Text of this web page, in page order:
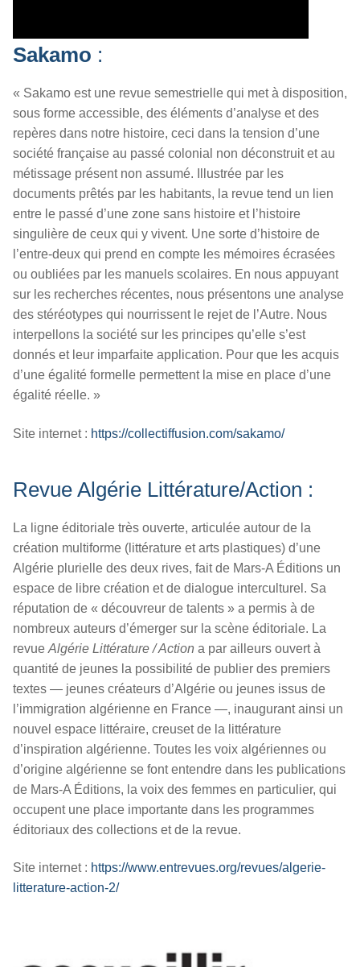
Sakamo :
« Sakamo est une revue semestrielle qui met à disposition,
sous forme accessible, des éléments d’analyse et des
repères dans notre histoire, ceci dans la tension d’une
société française au passé colonial non déconstruit et au
métissage présent non assumé. Illustrée par les
documents prêtés par les habitants, la revue tend un lien
entre le passé d’une zone sans histoire et l’histoire
singulière de ceux qui y vivent. Une sorte d’histoire de
l’entre-deux qui prend en compte les mémoires écrasées
ou oubliées par les manuels scolaires. En nous appuyant
sur les recherches récentes, nous présentons une analyse
des stéréotypes qui nourrissent le rejet de l’Autre. Nous
interpellons la société sur les principes qu’elle s’est
donnés et leur imparfaite application. Pour que les acquis
d’une égalité formelle permettent la mise en place d’une
égalité réelle. »
Site internet : https://collectiffusion.com/sakamo/
Revue Algérie Littérature/Action :
La ligne éditoriale très ouverte, articulée autour de la
création multiforme (littérature et arts plastiques) d’une
Algérie plurielle des deux rives, fait de Mars-A Éditions un
espace de libre création et de dialogue interculturel. Sa
réputation de « découvreur de talents » a permis à de
nombreux auteurs d’émerger sur la scène éditoriale. La
revue Algérie Littérature / Action a par ailleurs ouvert à
quantité de jeunes la possibilité de publier des premiers
textes — jeunes créateurs d’Algérie ou jeunes issus de
l’immigration algérienne en France —, inaugurant ainsi un
nouvel espace littéraire, creuset de la littérature
d’inspiration algérienne. Toutes les voix algériennes ou
d’origine algérienne se font entendre dans les publications
de Mars-A Éditions, la voix des femmes en particulier, qui
occupent une place importante dans les programmes
éditoriaux des collections et de la revue.
Site internet : https://www.entrevues.org/revues/algerie-
litterature-action-2/